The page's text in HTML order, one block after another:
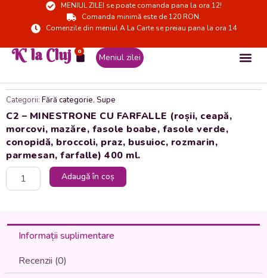
MENIUL ZILEI se poate comanda pana la ora 12!
Comanda minimă este de 120 RON.
Comenzile din meniul A La Carte se preiau pana la ora 14
K' la Cluj 0
Cart Meniul zilei
Categorii: Fără categorie, Supe
C2 – MINESTRONE CU FARFALLE (roșii, ceapă,
morcovi, mazăre, fasole boabe, fasole verde,
conopidă, broccoli, praz, busuioc, rozmarin,
parmesan, farfalle) 400 ml.
Cantitate
FARFALLE
ceapă,
morcovi,
Adaugă în coș
Informații suplimentare
Recenzii (0)